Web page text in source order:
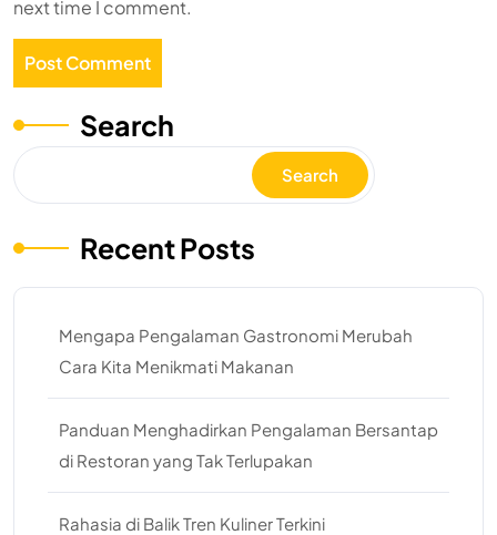
next time I comment.
Search
Search
Recent Posts
Mengapa Pengalaman Gastronomi Merubah
Cara Kita Menikmati Makanan
Panduan Menghadirkan Pengalaman Bersantap
di Restoran yang Tak Terlupakan
Rahasia di Balik Tren Kuliner Terkini